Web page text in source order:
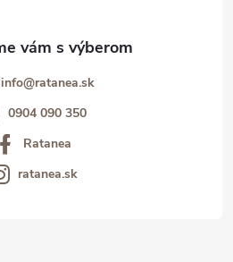
info@ratanea.sk
0904 090 350
Ratanea
ratanea.sk